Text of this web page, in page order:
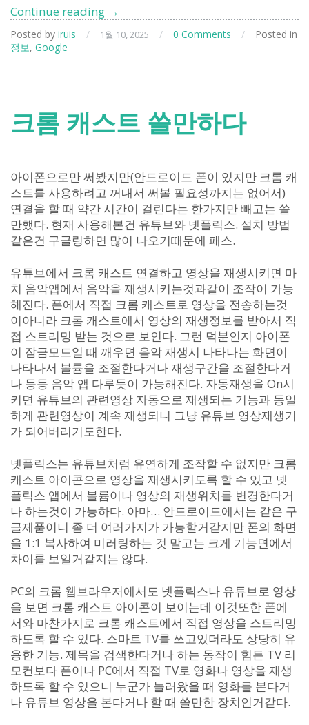
Continue reading 개
답
이
스
토
어
→
Posted by iruis / 1월 10, 2025 / 0 Comments /
Posted in
정보, Google
크롬 캐스트 쓸만하다
아이폰으로만 써봤지만(안드로이드 폰이 있지만 크롬 캐
스트를 사용하려고 꺼내서 써볼 필요성까지는 없어서)
연결을 할 때 약간 시간이 걸린다는 한가지만 빼고는 쓸
만했다. 현재 사용해본건 유튜브와 넷플릭스. 설치 방법
같은건 구글링하면 많이 나오기때문에 패스.
유튜브에서 크롬 캐스트 연결하고 영상을 재생시키면 마
치 음악앱에서 음악을 재생시키는것과같이 조작이 가능
해진다. 폰에서 직접 크롬 캐스트로 영상을 전송하는것
이아니라 크롬 캐스트에서 영상의 재생정보를 받아서 직
접 스트리밍 받는 것으로 보인다. 그런 덕분인지 아이폰
이 잠금모드일 때 깨우면 음악 재생시 나타나는 화면이
나타나서 볼륨을 조절한다거나 재생구간을 조절한다거
나 등등 음악 앱 다루듯이 가능해진다. 자동재생을 On시
키면 유튜브의 관련영상 자동으로 재생되는 기능과 동일
하게 관련영상이 계속 재생되니 그냥 유튜브 영상재생기
가 되어버리기도한다.
넷플릭스는 유튜브처럼 유연하게 조작할 수 없지만 크롬
캐스트 아이콘으로 영상을 재생시키도록 할 수 있고 넷
플릭스 앱에서 볼륨이나 영상의 재생위치를 변경한다거
나 하는것이 가능하다. 아마… 안드로이드에서는 같은 구
글제품이니 좀 더 여러가지가 가능할거같지만 폰의 화면
을 1:1 복사하여 미러링하는 것 말고는 크게 기능면에서
차이를 보일거같지는 않다.
PC의 크롬 웹브라우저에서도 넷플릭스나 유튜브로 영상
을 보면 크롬 캐스트 아이콘이 보이는데 이것또한 폰에
서와 마찬가지로 크롬 캐스트에서 직접 영상을 스트리밍
하도록 할 수 있다. 스마트 TV를 쓰고있더라도 상당히 유
용한 기능. 제목을 검색한다거나 하는 동작이 힘든 TV 리
모컨보다 폰이나 PC에서 직접 TV로 영화나 영상을 재생
하도록 할 수 있으니 누군가 놀러왔을 때 영화를 본다거
나 유튜브 영상을 본다거나 할 때 쓸만한 장치인거같다.